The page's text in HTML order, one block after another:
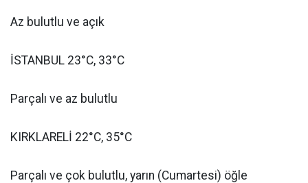
Az bulutlu ve açık
İSTANBUL 23°C, 33°C
Parçalı ve az bulutlu
KIRKLARELİ 22°C, 35°C
Parçalı ve çok bulutlu, yarın (Cumartesi) öğle